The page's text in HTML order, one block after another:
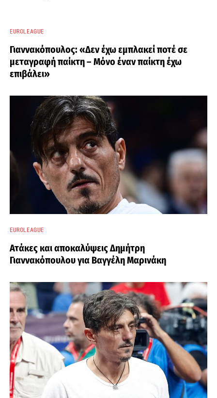
EUROLEAGUE
Γιαννακόπουλος: «Δεν έχω εμπλακεί ποτέ σε
μεταγραφή παίκτη – Μόνο έναν παίκτη έχω
επιβάλει»
EUROLEAGUE
Ατάκες και αποκαλύψεις Δημήτρη
Γιαννακόπουλου για Βαγγέλη Μαρινάκη